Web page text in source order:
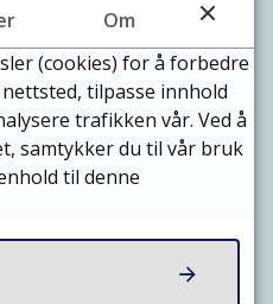
og rehabilitering
Om
(cookies) for å forbedre
tilpasse innhold
trafikken vår. Ved å
samtykker du til vår bruk
til denne